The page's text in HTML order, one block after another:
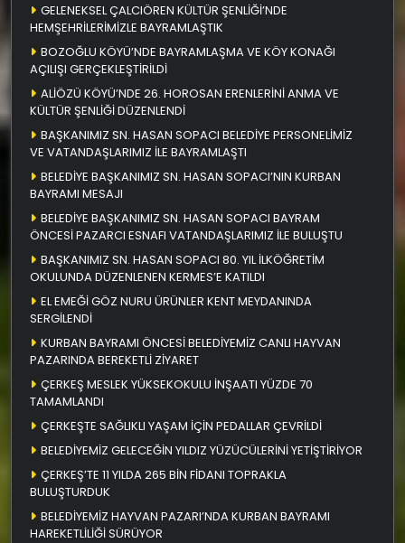
GELENEKSEL ÇALCIÖREN KÜLTÜR ŞENLİĞİ’NDE
HEMŞEHRİLERİMİZLE BAYRAMLAŞTIK
BOZOĞLU KÖYÜ’NDE BAYRAMLAŞMA VE KÖY KONAĞI
AÇILIŞI GERÇEKLEŞTİRİLDİ
ALİÖZÜ KÖYÜ’NDE 26. HOROSAN ERENLERİNİ ANMA VE
KÜLTÜR ŞENLİĞİ DÜZENLENDİ
BAŞKANIMIZ SN. HASAN SOPACI BELEDİYE PERSONELİMİZ
VE VATANDAŞLARIMIZ İLE BAYRAMLAŞTI
BELEDİYE BAŞKANIMIZ SN. HASAN SOPACI’NIN KURBAN
BAYRAMI MESAJI
BELEDİYE BAŞKANIMIZ SN. HASAN SOPACI BAYRAM
ÖNCESİ PAZARCI ESNAFI VATANDAŞLARIMIZ İLE BULUŞTU
BAŞKANIMIZ SN. HASAN SOPACI 80. YIL İLKÖĞRETİM
OKULUNDA DÜZENLENEN KERMES’E KATILDI
EL EMEĞİ GÖZ NURU ÜRÜNLER KENT MEYDANINDA
SERGİLENDİ
KURBAN BAYRAMI ÖNCESİ BELEDİYEMİZ CANLI HAYVAN
PAZARINDA BEREKETLİ ZİYARET
ÇERKEŞ MESLEK YÜKSEKOKULU İNŞAATI YÜZDE 70
TAMAMLANDI
ÇERKEŞTE SAĞLIKLI YAŞAM İÇİN PEDALLAR ÇEVRİLDİ
BELEDİYEMİZ GELECEĞİN YILDIZ YÜZÜCÜLERİNİ YETİŞTİRİYOR
ÇERKEŞ’TE 11 YILDA 265 BİN FİDANI TOPRAKLA
BULUŞTURDUK
BELEDİYEMİZ HAYVAN PAZARI’NDA KURBAN BAYRAMI
HAREKETLİLİĞİ SÜRÜYOR